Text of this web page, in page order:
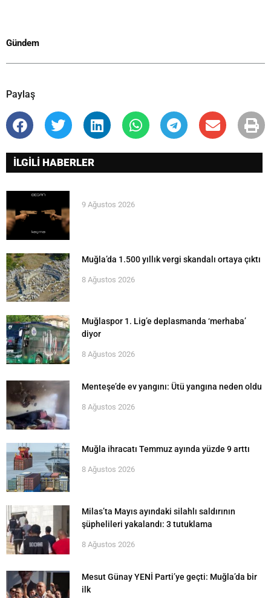
Gündem
Paylaş
İLGİLİ HABERLER
9 Ağustos 2026
Muğla’da 1.500 yıllık vergi skandalı ortaya çıktı
8 Ağustos 2026
Muğlaspor 1. Lig’e deplasmanda ‘merhaba’
diyor
8 Ağustos 2026
Menteşe’de ev yangını: Ütü yangına neden oldu
8 Ağustos 2026
Muğla ihracatı Temmuz ayında yüzde 9 arttı
8 Ağustos 2026
Milas’ta Mayıs ayındaki silahlı saldırının
şüphelileri yakalandı: 3 tutuklama
8 Ağustos 2026
Mesut Günay YENİ Parti’ye geçti: Muğla’da bir
ilk